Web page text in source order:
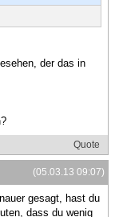
der das in
Quote
(05.03.13 09:07)
gesagt, hast du
dass du wenig